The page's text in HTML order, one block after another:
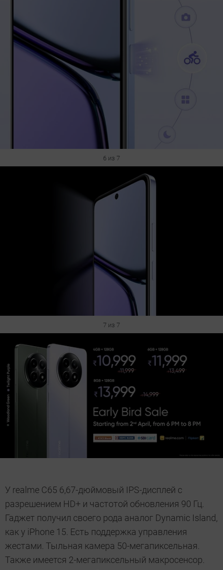
6 из 7
7 из 7
У realme C65 6,67-дюймовый IPS-дисплей с
разрешением HD+ и частотой обновления 90 Гц.
Гаджет получил своего рода аналог Dynamic Island,
как у iPhone 15. Есть поддержка управления
жестами. Тыльная камера 50-мегапиксельная.
Также имеется 2-мегапиксельный макросенсор.